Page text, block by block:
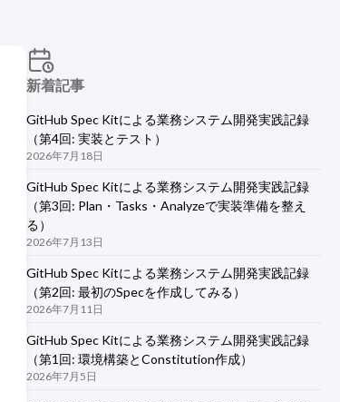
新着記事
GitHub Spec Kitによる業務システム開発実践記録
（第4回: 実装とテスト）
2026年7月18日
GitHub Spec Kitによる業務システム開発実践記録
（第3回: Plan・Tasks・Analyzeで実装準備を整え
る）
2026年7月13日
GitHub Spec Kitによる業務システム開発実践記録
（第2回: 最初のSpecを作成してみる）
2026年7月11日
GitHub Spec Kitによる業務システム開発実践記録
（第1回: 環境構築とConstitution作成）
2026年7月5日